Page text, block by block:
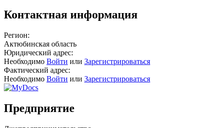
Контактная информация
Регион:
Актюбинская область
Юридический адрес:
Необходимо Войти или Зарегистрироваться
Фактический адрес:
Необходимо Войти или Зарегистрироваться
Предприятие